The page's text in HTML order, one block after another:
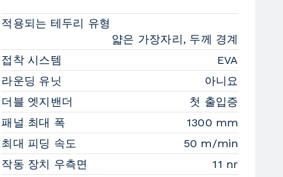
적용되는 테두리 유형
얇은 가장자리, 두께 경계
접착 시스템
EVA
라운딩 유닛
아니요
더블 엣지밴더
첫 출입증
패널 최대 폭
1300 mm
최대 피딩 속도
50 m/min
작동 장치 우측면
11 nr